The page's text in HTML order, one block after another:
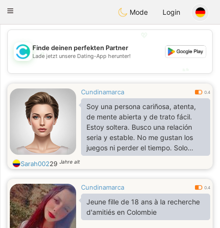
olombiaCitas
Toggle
Mode Login
💖
💕
Finde deinen perfekten Partner
Lade jetzt unsere Dating-App herunter!
Cundinamarca 0.4
Soy una persona cariñosa, atenta,
de mente abierta y de trato fácil.
Estoy soltera. Busco una relación
seria y estable. No me gustan los
juegos ni perder el tiempo. Solo
quiero un hombre que me apoye y
luchemos juntos.
Sarah00229 Jahre alt
Cundinamarca 0.4
Jeune fille de 18 ans à la recherche
d'amitiés en Colombie